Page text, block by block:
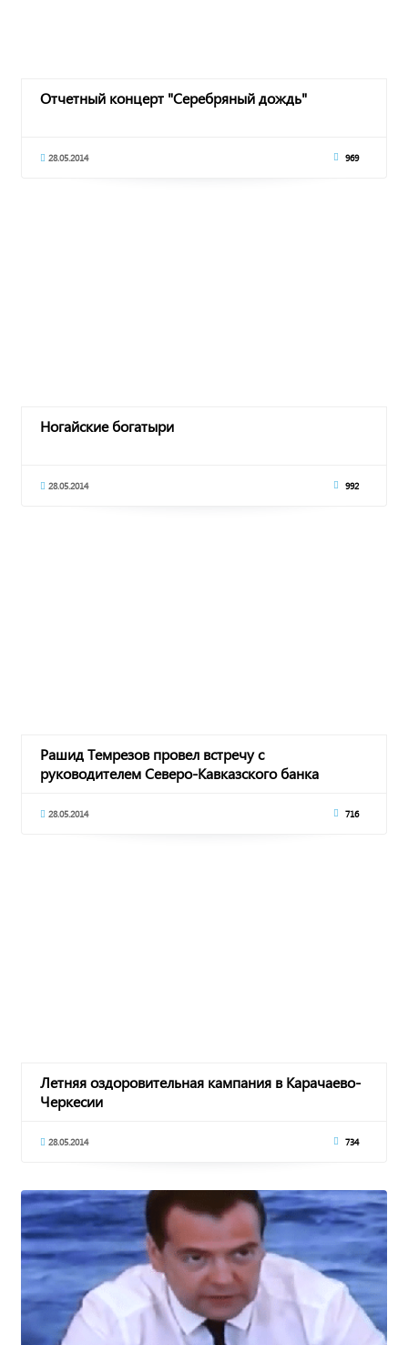
Отчетный концерт "Серебряный дождь"
28.05.2014 969
Ногайские богатыри
28.05.2014 992
Рашид Темрезов провел встречу с
руководителем Северо-Кавказского банка
28.05.2014 716
Летняя оздоровительная кампания в Карачаево-
Черкесии
28.05.2014 734